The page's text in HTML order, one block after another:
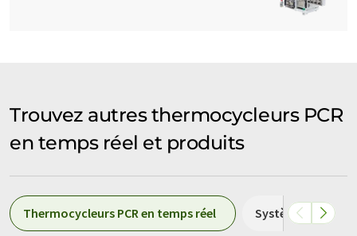
Trouvez autres thermocycleurs PCR
en temps réel et produits
Thermocycleurs PCR en temps réel Systèmes PCR